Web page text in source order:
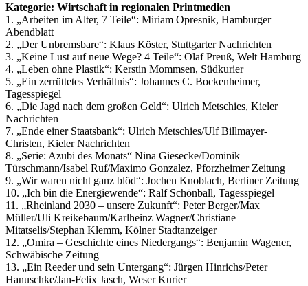
Kategorie: Wirtschaft in regionalen Printmedien
1. „Arbeiten im Alter, 7 Teile“: Miriam Opresnik, Hamburger
Abendblatt
2. „Der Unbremsbare“: Klaus Köster, Stuttgarter Nachrichten
3. „Keine Lust auf neue Wege? 4 Teile“: Olaf Preuß, Welt Hamburg
4. „Leben ohne Plastik“: Kerstin Mommsen, Südkurier
5. „Ein zerrüttetes Verhältnis“: Johannes C. Bockenheimer,
Tagesspiegel
6. „Die Jagd nach dem großen Geld“: Ulrich Metschies, Kieler
Nachrichten
7. „Ende einer Staatsbank“: Ulrich Metschies/Ulf Billmayer-
Christen, Kieler Nachrichten
8. „Serie: Azubi des Monats“ Nina Giesecke/Dominik
Türschmann/Isabel Ruf/Maximo Gonzalez, Pforzheimer Zeitung
9. „Wir waren nicht ganz blöd“: Jochen Knoblach, Berliner Zeitung
10. „Ich bin die Energiewende“: Ralf Schönball, Tagesspiegel
11. „Rheinland 2030 – unsere Zukunft“: Peter Berger/Max
Müller/Uli Kreikebaum/Karlheinz Wagner/Christiane
Mitatselis/Stephan Klemm, Kölner Stadtanzeiger
12. „Omira – Geschichte eines Niedergangs“: Benjamin Wagener,
Schwäbische Zeitung
13. „Ein Reeder und sein Untergang“: Jürgen Hinrichs/Peter
Hanuschke/Jan-Felix Jasch, Weser Kurier